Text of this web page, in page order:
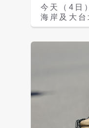
三颱鼎立
（國際命
時間較預
會開始北
天將發布
馬祖發布
劇烈，中
父親節。 由於白海豚移動速度有減緩的
趨勢，因
雨情況會
影響，北
今天（4日
海岸及大
大致高溫
區亦有零星短暫
高溫為攝
中南部近
以上，且
必做好防
分，澎湖
度；金門
雲、27至32度。 各地天
象署發布